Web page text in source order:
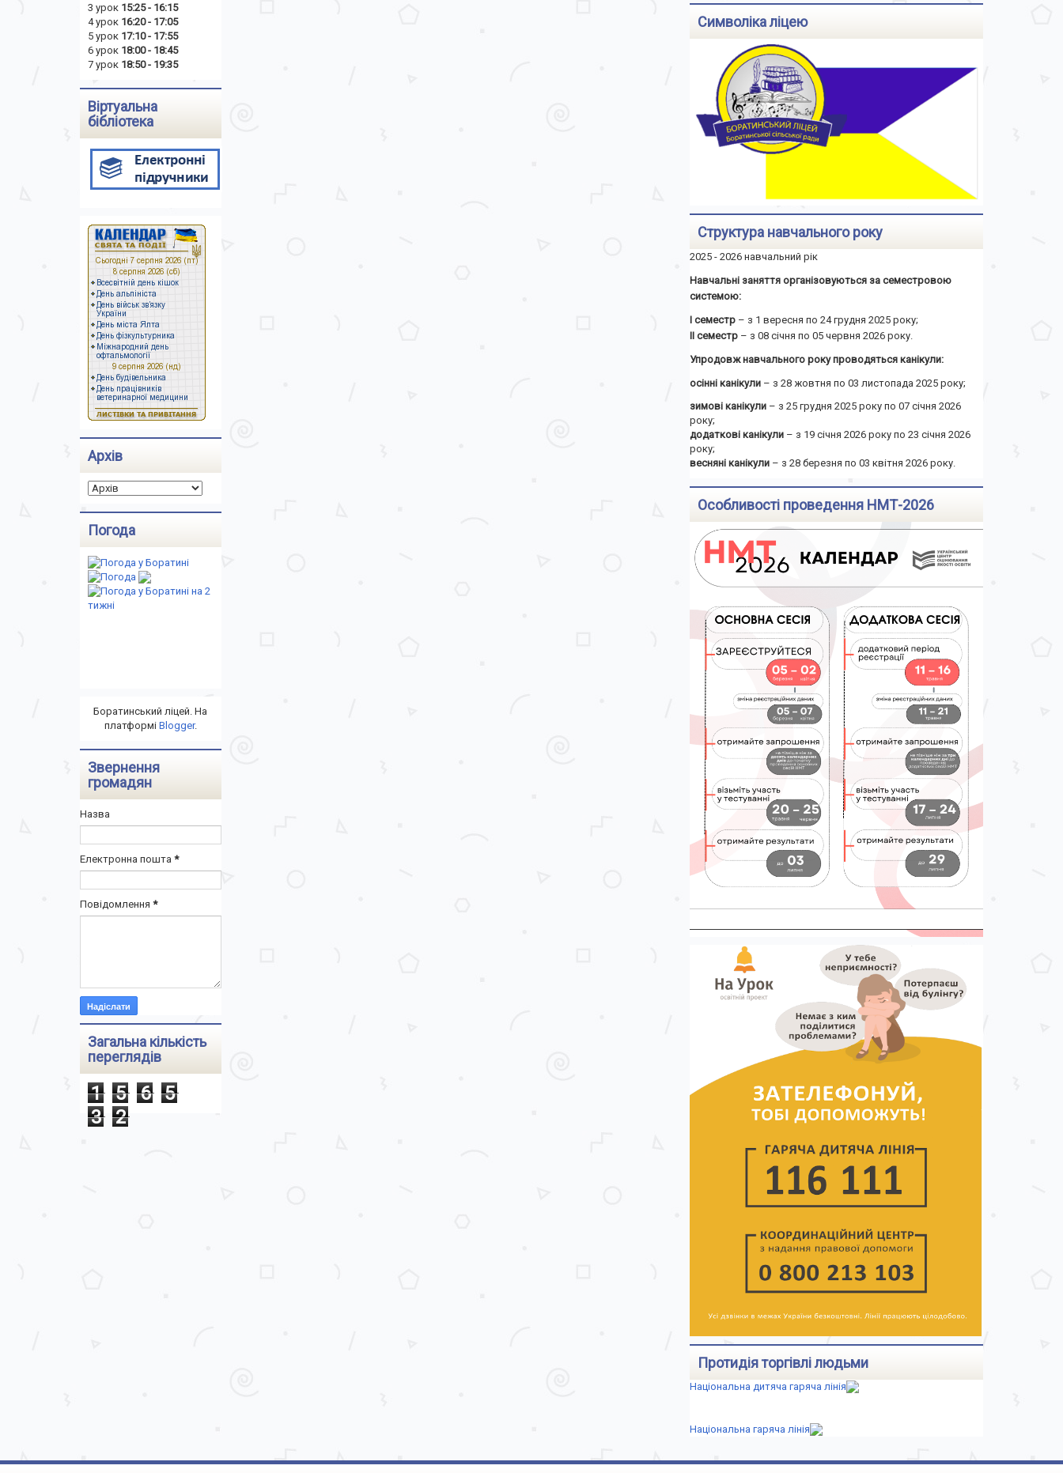
3 урок 15:25 - 16:15
4 урок 16:20 - 17:05
5 урок 17:10 - 17:55
6 урок 18:00 - 18:45
7 урок 18:50 - 19:35
Віртуальна
бібліотека
Архів
Погода
Боратинський ліцей. На
платформі Blogger.
Звернення
громадян
Назва
Електронна пошта *
Повідомлення *
Загальна кількість
переглядів
1 5 6
5
3
2
Символіка ліцею
Структура навчального року
2025 - 2026 навчальний рік
Навчальні заняття організовуються за семестровою
системою:
І семестр– з 1 вересня по 24 грудня 2025 року;
ІІ семестр– з 08 січня по 05 червня 2026 року.
Упродовж навчального року проводяться канікули:
осінні канікули– з 28 жовтня по 03 листопада 2025 року;
зимові канікули– з 25 грудня 2025 року по 07 січня 2026
року;
додаткові канікули– з 19 січня 2026 року по 23 січня 2026
року;
весняні канікули– з 28 березня по 03 квітня 2026 року.
Особливості проведення НМТ-2026
Протидія торгівлі людьми
Національна дитяча гаряча лінія
Національна гаряча лінія